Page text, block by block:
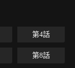
第4話
第8話